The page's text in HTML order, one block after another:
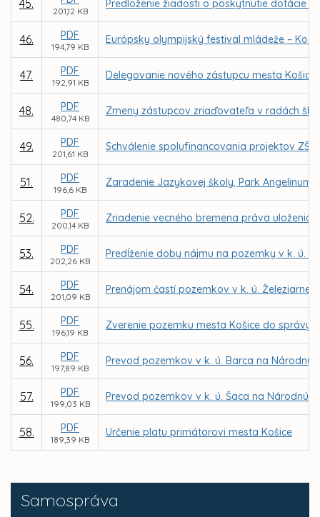
Samospráva
45.
201,12 KB
Predloženie žiadosti o poskytnutie dotácie
46. PDF
194,79 KB
Európsky olympijský festival mládeže –
47. PDF
192,91 KB
Delegovanie nového zástupcu mesta
48. PDF
480,74 KB
Zmeny zástupcov zriaďovateľa v radách
49. PDF
201,61 KB
Schválenie spolufinancovania projektov ZŠ
51. PDF
196,6 KB
Zaradenie Jazykovej školy, Park Angelinum
52. PDF
200,14 KB
Zriadenie vecného bremena práva uloženia,
53. PDF
202,26 KB
Predĺženie doby nájmu na pozemky v k. ú.
54. PDF
201,09 KB
Prenájom častí pozemkov v k. ú. Železiarne
55. PDF
196,19 KB
Zverenie pozemku mesta Košice do správy
56. PDF
197,89 KB
Prevod pozemkov v k. ú. Barca na
57. PDF
199,03 KB
Prevod pozemkov v k. ú. Šaca na Národnú
58. PDF
189,39 KB
Určenie platu primátorovi mesta Košice